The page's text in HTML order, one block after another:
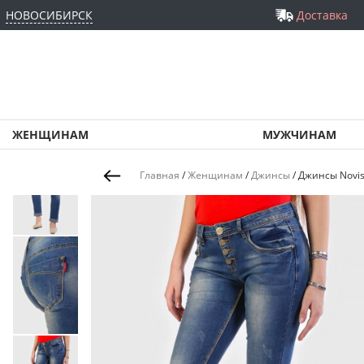
НОВОСИБИРСК Доставка
ЖЕНЩИНАМ МУЖЧИНАМ
Главная /Женщинам /Джинсы/Джинсы